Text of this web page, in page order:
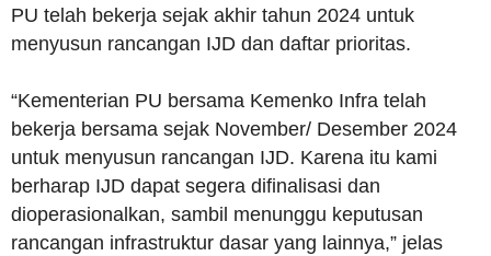
PU telah bekerja sejak akhir tahun 2024 untuk
menyusun rancangan IJD dan daftar prioritas.
“Kementerian PU bersama Kemenko Infra telah
bekerja bersama sejak November/ Desember 2024
untuk menyusun rancangan IJD. Karena itu kami
berharap IJD dapat segera difinalisasi dan
dioperasionalkan, sambil menunggu keputusan
rancangan infrastruktur dasar yang lainnya,” jelas